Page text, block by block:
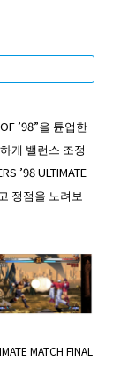
’98”을 튠업한
게 밸런스 조정
’98 ULTIMATE
정점을 노려보
MATCH FINAL